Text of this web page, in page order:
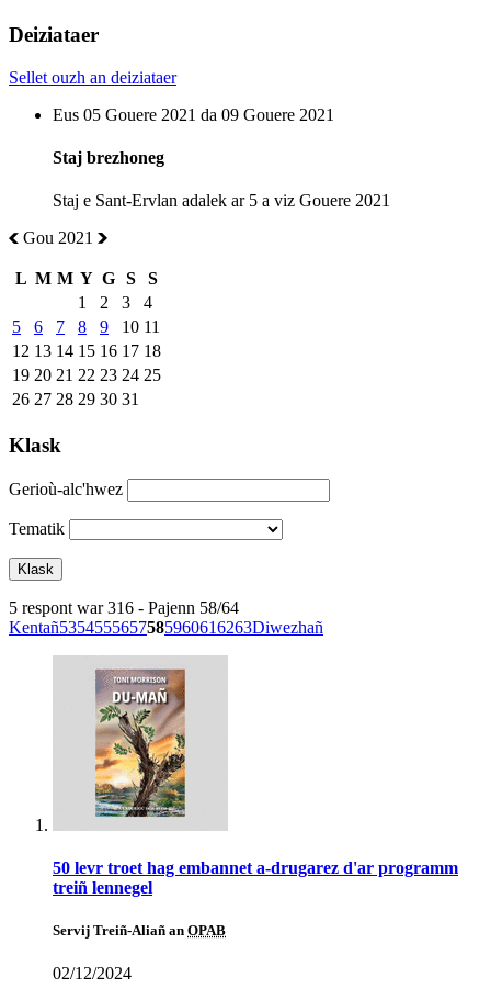
Deiziataer
Sellet ouzh an deiziataer
Eus 05 Gouere 2021 da 09 Gouere 2021
Staj brezhoneg
Staj e Sant-Ervlan adalek ar 5 a viz Gouere 2021
Gou 2021
L M M Y G S
S
1
2 3
4
5
6 7 8 9 10 11
12 13 14 15 16 17 18
19 20 21 22 23 24 25
26 27 28 29 30 31
Klask
Gerioù-alc'hwez
Tematik
5 respont war 316 - Pajenn 58/64
Kentañ5354555657585960616263Diwezhañ
50 levr troet hag embannet a-drugarez d'ar programm
treiñ lennegel
Servij Treiñ-Aliañ an OPAB
02/12/2024